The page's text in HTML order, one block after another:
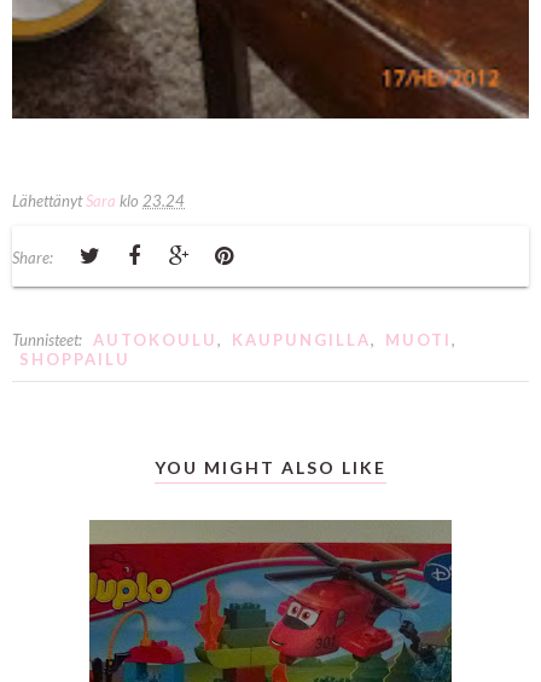
LähettänytSara klo 23.24
Share:
Tunnisteet: AUTOKOULU, KAUPUNGILLA, MUOTI,
SHOPPAILU
YOU MIGHT ALSO LIKE